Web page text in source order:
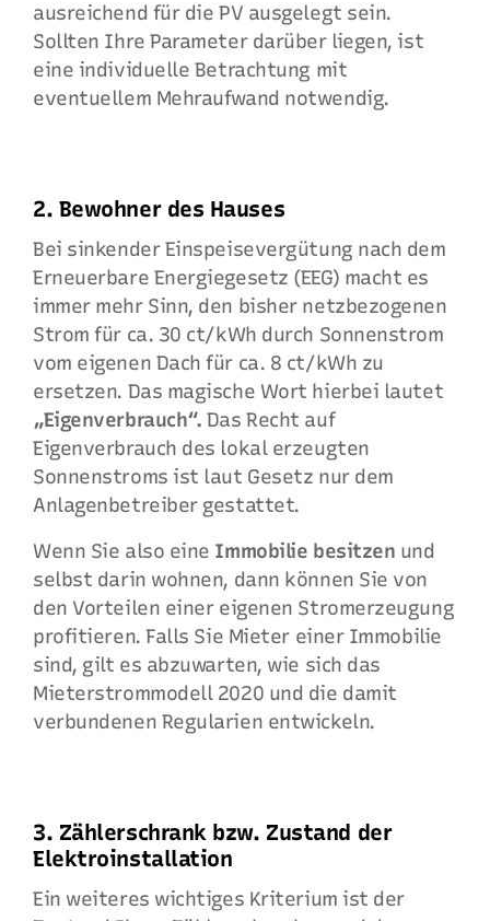
ausreichend für die PV ausgelegt sein.
Sollten Ihre Parameter darüber liegen, ist
eine individuelle Betrachtung mit
eventuellem Mehraufwand notwendig.
2. Bewohner des Hauses
Bei sinkender Einspeisevergütung nach dem
Erneuerbare Energiegesetz (EEG) macht es
immer mehr Sinn, den bisher netzbezogenen
Strom für ca. 30 ct/kWh durch Sonnenstrom
vom eigenen Dach für ca. 8 ct/kWh zu
ersetzen. Das magische Wort hierbei lautet
„Eigenverbrauch“. Das Recht auf
Eigenverbrauch des lokal erzeugten
Sonnenstroms ist laut Gesetz nur dem
Anlagenbetreiber gestattet.
Wenn Sie also eine Immobilie besitzen und
selbst darin wohnen, dann können Sie von
den Vorteilen einer eigenen Stromerzeugung
profitieren. Falls Sie Mieter einer Immobilie
sind, gilt es abzuwarten, wie sich das
Mieterstrommodell 2020 und die damit
verbundenen Regularien entwickeln.
3. Zählerschrank bzw. Zustand der
Elektroinstallation
Ein weiteres wichtiges Kriterium ist der